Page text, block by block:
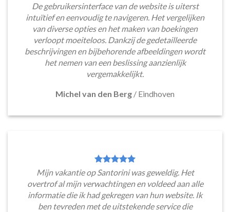
De gebruikersinterface van de website is uiterst
intuïtief en eenvoudig te navigeren. Het vergelijken
van diverse opties en het maken van boekingen
verloopt moeiteloos. Dankzij de gedetailleerde
beschrijvingen en bijbehorende afbeeldingen wordt
het nemen van een beslissing aanzienlijk
vergemakkelijkt.
Michel van den Berg / Eindhoven
Mijn vakantie op Santorini was geweldig. Het
overtrof al mijn verwachtingen en voldeed aan alle
informatie die ik had gekregen van hun website. Ik
ben tevreden met de uitstekende service die